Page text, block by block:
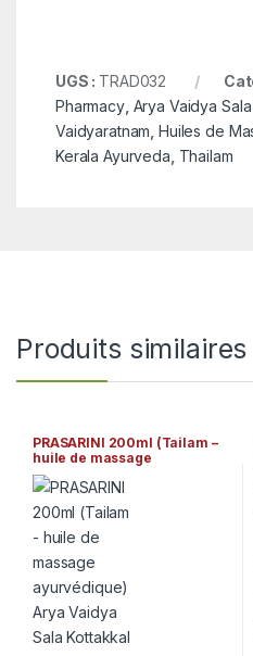
UGS : TRAD032
Pharmacy, Arya Vaidya
Vaidyaratnam ,Huiles de
Kerala Ayurveda Thailam
Produits similaires
PRASARINI 200ml (Tailam –
huile de massage
ayurvédique) Arya Vaidya
Sala Kottakkal